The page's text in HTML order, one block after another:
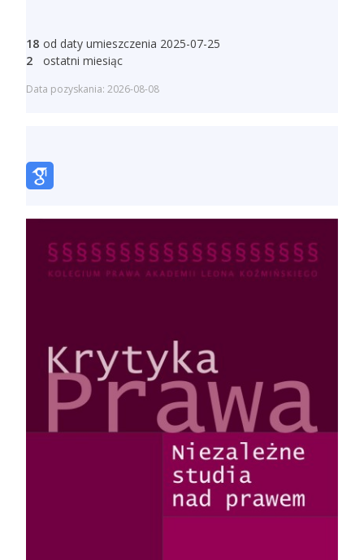
18 od daty umieszczenia 2025-07-25
2
ostatni miesiąc
Data pozyskania: 2026-08-08